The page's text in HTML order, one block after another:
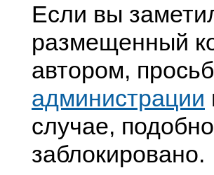
Если вы
размещенный
автором,
администрации
случае,
заблокировано.